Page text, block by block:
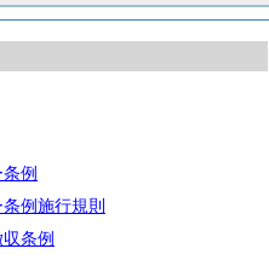
例
例施行規則
条例